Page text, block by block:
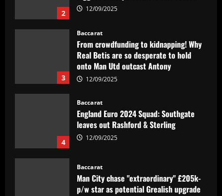
2 12/09/2025
3
Baccarat
From crowdfunding to kidnapping! Why
Real Betis are so desperate to hold
onto Man Utd outcast Antony
12/09/2025
4
Baccarat
England Euro 2024 Squad: Southgate
leaves out Rashford & Sterling
12/09/2025
Baccarat
Man City chase "extraordinary" £205k-
p/w star as potential Grealish upgrade